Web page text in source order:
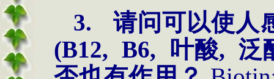
3.
请问可以使人
(B12, B6, 叶酸, 泛